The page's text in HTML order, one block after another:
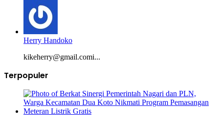
Herry Handoko
kikeherry@gmail.comi...
Terpopuler